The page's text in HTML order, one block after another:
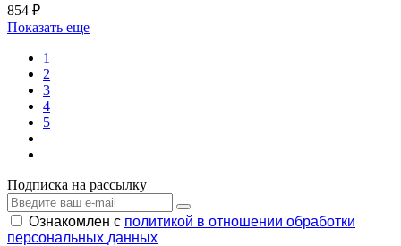
854 ₽
Показать еще
1
2
3
4
5
Подписка на рассылку
Ознакомлен с политикой в отношении обработки
персональных данных